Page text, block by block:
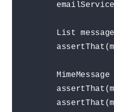
List
MimeMessage